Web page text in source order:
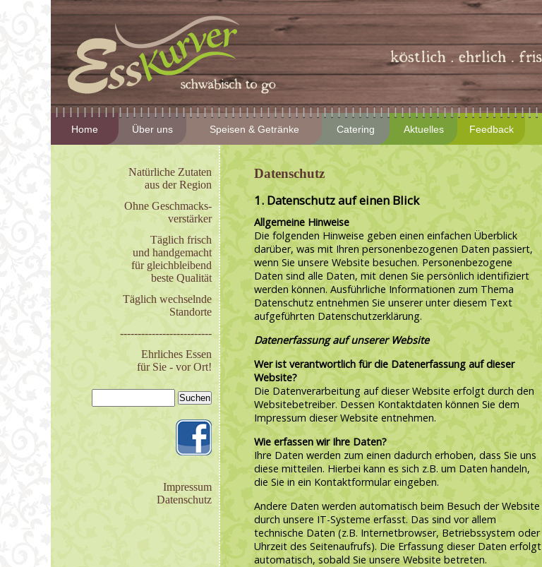
Home Über uns Speisen & Getränke Catering Aktuelles Feedback
Natürliche Zutaten
aus der Region
Ohne Geschmacks-
verstärker
Täglich frisch
und handgemacht
für gleichbleibend
beste Qualität
Täglich wechselnde
Standorte
--------------------------
Ehrliches Essen
für Sie - vor Ort!
Impressum
Datenschutz
Datenschutz
1. Datenschutz auf einen Blick
Allgemeine Hinweise
Die folgenden Hinweise geben einen einfachen Überblick
darüber, was mit Ihren personenbezogenen Daten passiert,
wenn Sie unsere Website besuchen. Personenbezogene
Daten sind alle Daten, mit denen Sie persönlich identifiziert
werden können. Ausführliche Informationen zum Thema
Datenschutz entnehmen Sie unserer unter diesem Text
aufgeführten Datenschutzerklärung.
Datenerfassung auf unserer Website
Wer ist verantwortlich für die Datenerfassung auf dieser
Website?
Die Datenverarbeitung auf dieser Website erfolgt durch den
Websitebetreiber. Dessen Kontaktdaten können Sie dem
Impressum dieser Website entnehmen.
Wie erfassen wir Ihre Daten?
Ihre Daten werden zum einen dadurch erhoben, dass Sie uns
diese mitteilen. Hierbei kann es sich z.B. um Daten handeln,
die Sie in ein Kontaktformular eingeben.
Andere Daten werden automatisch beim Besuch der Website
durch unsere IT-Systeme erfasst. Das sind vor allem
technische Daten (z.B. Internetbrowser, Betriebssystem oder
Uhrzeit des Seitenaufrufs). Die Erfassung dieser Daten erfolgt
automatisch, sobald Sie unsere Website betreten.